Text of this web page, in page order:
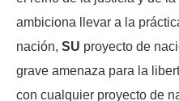
ambiciona llevar a la
nación, SU proyecto de
grave amenaza para la
con cualquier proyecto de